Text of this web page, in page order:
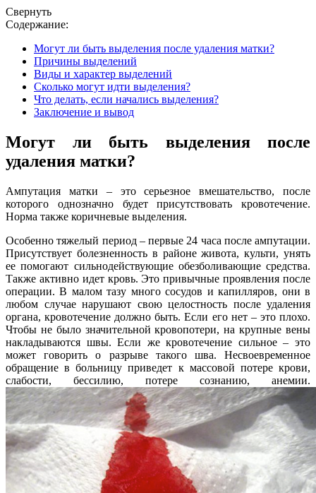
Свернуть
Содержание:
Могут ли быть выделения после удаления матки?
Причины выделений
Виды и характер выделений
Сколько могут идти выделения?
Что делать, если начались выделения?
Заключение и вывод
Могут ли быть выделения после
удаления матки?
Ампутация матки – это серьезное вмешательство, после
которого однозначно будет присутствовать кровотечение.
Норма также коричневые выделения.
Особенно тяжелый период – первые 24 часа после ампутации.
Присутствует болезненность в районе живота, культи, унять
ее помогают сильнодействующие обезболивающие средства.
Также активно идет кровь. Это привычные проявления после
операции. В малом тазу много сосудов и капилляров, они в
любом случае нарушают свою целостность после удаления
органа, кровотечение должно быть. Если его нет – это плохо.
Чтобы не было значительной кровопотери, на крупные вены
накладываются швы. Если же кровотечение сильное – это
может говорить о разрыве такого шва. Несвоевременное
обращение в больницу приведет к массовой потере крови,
слабости, бессилию, потере сознанию, анемии.